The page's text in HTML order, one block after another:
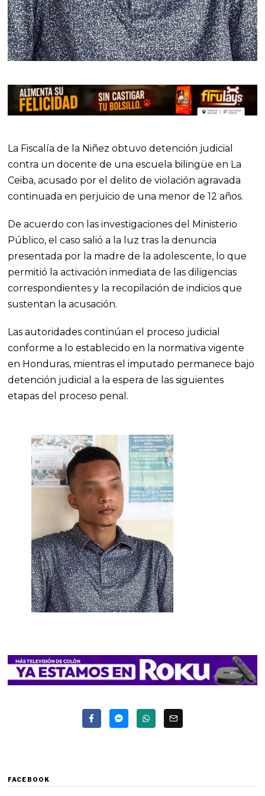
La Fiscalía de la Niñez obtuvo detención judicial
contra un docente de una escuela bilingüe en La
Ceiba, acusado por el delito de violación agravada
continuada en perjuicio de una menor de 12 años.
De acuerdo con las investigaciones del Ministerio
Público, el caso salió a la luz tras la denuncia
presentada por la madre de la adolescente, lo que
permitió la activación inmediata de las diligencias
correspondientes y la recopilación de indicios que
sustentan la acusación.
Las autoridades continúan el proceso judicial
conforme a lo establecido en la normativa vigente
en Honduras, mientras el imputado permanece bajo
detención judicial a la espera de las siguientes
etapas del proceso penal.
FACEBOOK